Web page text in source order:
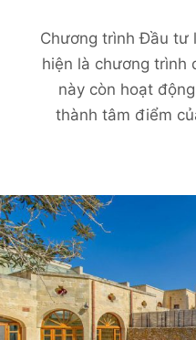
Chương trình Đầu tư
hiện là chương trình
này còn hoạt
thành tâm điểm